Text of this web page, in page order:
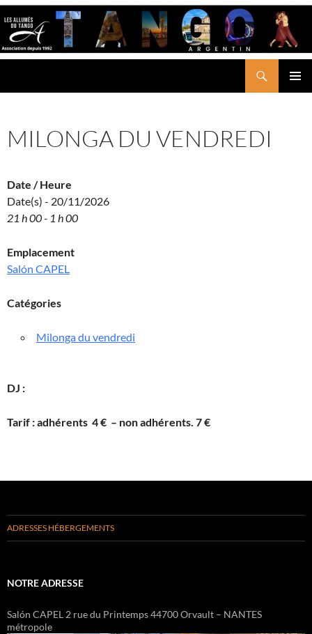
Aller
au
contenu
MILONGA DU VENDREDI
Date / Heure
Date(s) - 20/11/2026
21 h 00 - 1 h 00
Emplacement
Salón CAPEL
Catégories
Milonga du vendredi
DJ :
Tarif : adhérents 4 € – non adhérents. 7 €
ADRESSES HÉBERGEMENTS
NOTRE ADRESSE
Salón CAPEL 2 rue du Printemps 44700 Orvault – NANTES
métropole